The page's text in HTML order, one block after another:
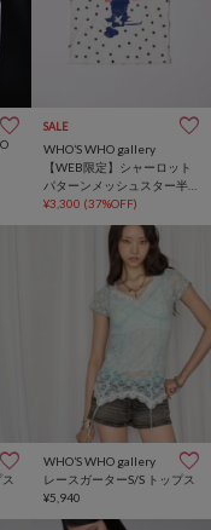
SALE
WHO’S WHO gallery
【WEB限定】シャーロット
パターンメッシュスター半
袖TEE
¥3,300 (37%OFF)
WHO’S WHO gallery
レースガーターS/S トップス
¥5,940